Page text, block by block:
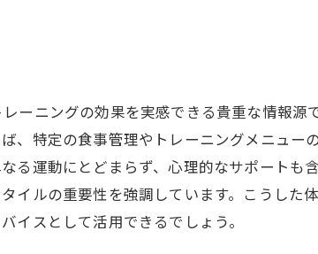
レーニングでの体型改善効果
携した健康増進活動
組み事例を基にした考察
ーニングの効果を実感できる貴重な情報源
、特定の食事管理やトレーニングメニュー
る運動にとどまらず、心理的なサポートも
イルの重要性を強調しています。こうした
イスとして活用できるでしょう。